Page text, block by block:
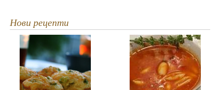
Нови рецепти